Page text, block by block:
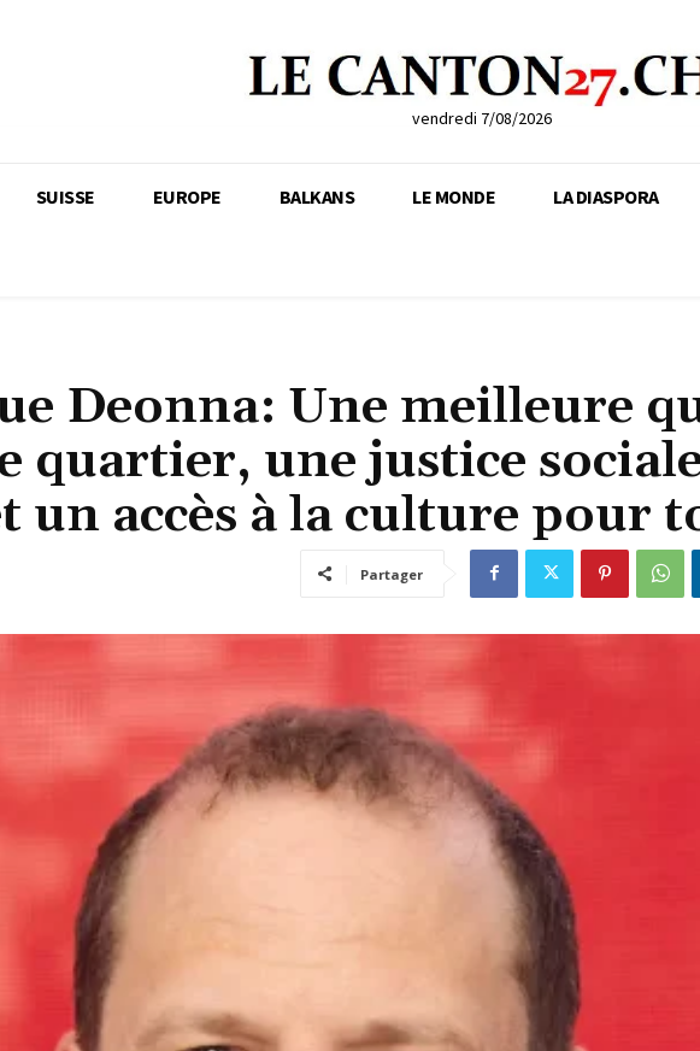
vendredi 7/08/2026
SUISSE EUROPE BALKANS LE MONDE LA DIASPORA
Deonna: Une meilleure
quartier, une justice
un accès à la culture pour
Partager